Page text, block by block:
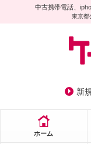
中古携帯電話、
東京
新
ホーム